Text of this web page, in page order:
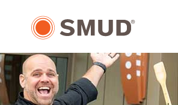
المحتوى